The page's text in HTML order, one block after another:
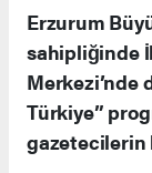
Erzurum
sahipliğinde
Merkezi’nde
Türkiye”
gazetecilerin